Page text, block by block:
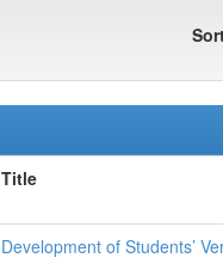
Title
Development of Students’